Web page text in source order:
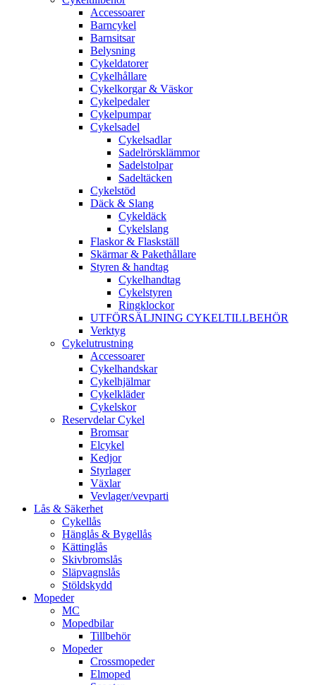
Accessoarer
Barncykel
Barnsitsar
Belysning
Cykeldatorer
Cykelhållare
Cykelkorgar & Väskor
Cykelpedaler
Cykelpumpar
Cykelsadel
Cykelsadlar
Sadelrörsklämmor
Sadelstolpar
Sadeltäcken
Cykelstöd
Däck & Slang
Cykeldäck
Cykelslang
Flaskor & Flaskställ
Skärmar & Pakethållare
Styren & handtag
Cykelhandtag
Cykelstyren
Ringklockor
UTFÖRSÄLJNING CYKELTILLBEHÖR
Verktyg
Cykelutrustning
Accessoarer
Cykelhandskar
Cykelhjälmar
Cykelkläder
Cykelskor
Reservdelar Cykel
Bromsar
Elcykel
Kedjor
Styrlager
Växlar
Vevlager/vevparti
Lås & Säkerhet
Cykellås
Hänglås & Bygellås
Kättinglås
Skivbromslås
Släpvagnslås
Stöldskydd
Mopeder
MC
Mopedbilar
Tillbehör
Mopeder
Crossmopeder
Elmoped